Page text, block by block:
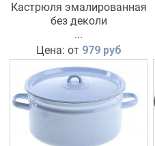
Кастрюля эмалированная
без деколи
...
Цена: от 979 руб